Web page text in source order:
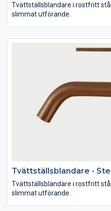
Tvättställsblandare i rostfritt
slimmat utförande.
Tvättställsblandare -
Tvättställsblandare i rostfritt
slimmat utförande.